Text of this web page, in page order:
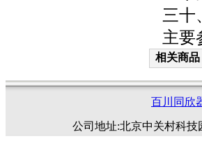
三十
主要
相关商品
百川同欣
公司地址:北京中关村科技